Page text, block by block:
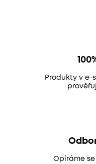
Produkty v e-
Opíráme